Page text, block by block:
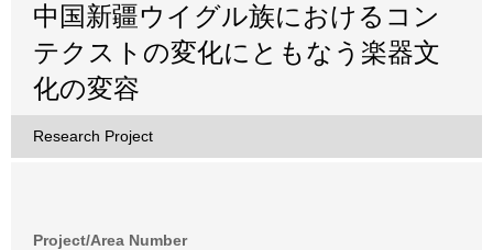
中国新疆ウイグル族におけるコン
テクストの変化にともなう楽器文
化の変容
Research Project
Project/Area Number